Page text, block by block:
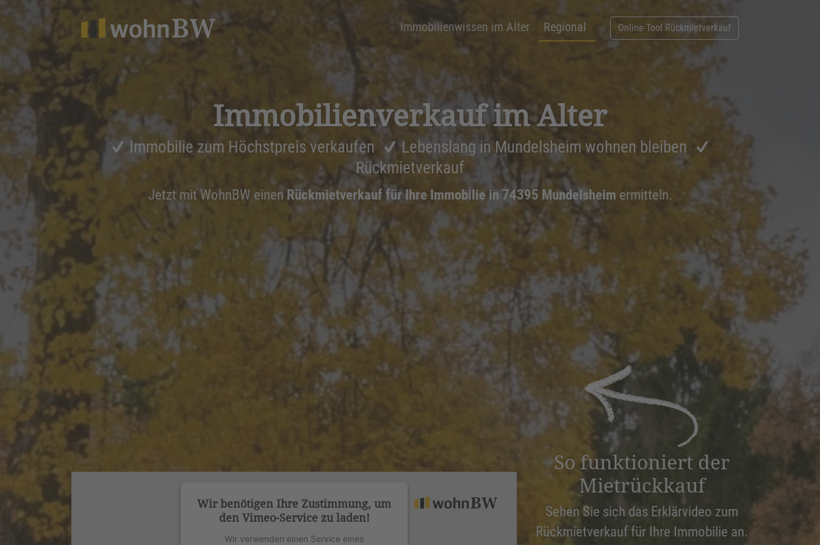
Immobilienwissen im Alter Regional Online-Tool Rückmietverkauf
Immobi­li­en­ver­kauf im Alter
Immobilie zum Höchstpreis verkaufen
Lebenslang in Mundelsheim wohnen bleiben
Rückmietverkauf
Jetzt mit WohnBW einen Rückmietverkauf für Ihre Immobilie in 74395 Mundelsheim ermitteln.
Wir benötigen Ihre Zustimmung, um
den Vimeo-Service zu laden!
Wir verwenden einen Service eines
So funktioniert der
Mietrückkauf
Sehen Sie sich das Erklärvideo zum
Rückmietverkauf für Ihre Immobilie an.